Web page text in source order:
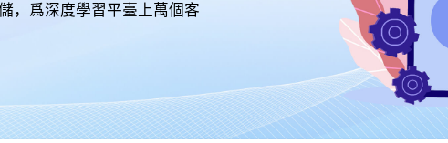
，爲深度學習平臺上萬個客